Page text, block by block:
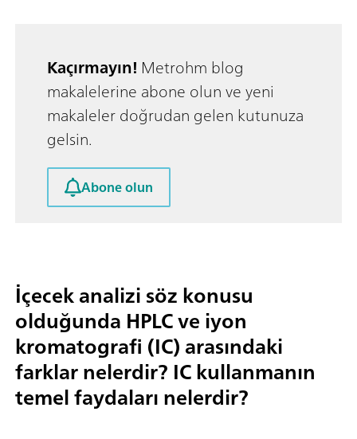
Kaçırmayın! Metrohm blog
makalelerine abone olun ve yeni
makaleler doğrudan gelen kutunuza
gelsin.
Abone olun
İçecek analizi söz konusu
olduğunda HPLC ve iyon
kromatografi (IC) arasındaki
farklar nelerdir? IC kullanmanın
temel faydaları nelerdir?